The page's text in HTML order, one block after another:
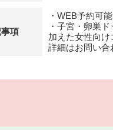
項
・WEB予約可能
・子宮・卵巣
加えた女性向け
詳細はお問い合